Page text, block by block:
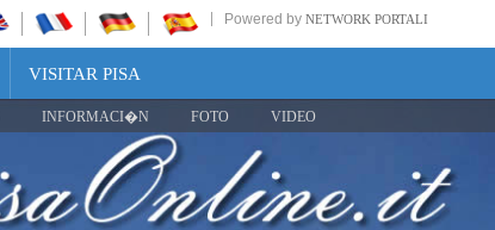
Powered by NETWORK PORTALI
VISITAR PISA
INFORMACI�N FOTO VIDEO